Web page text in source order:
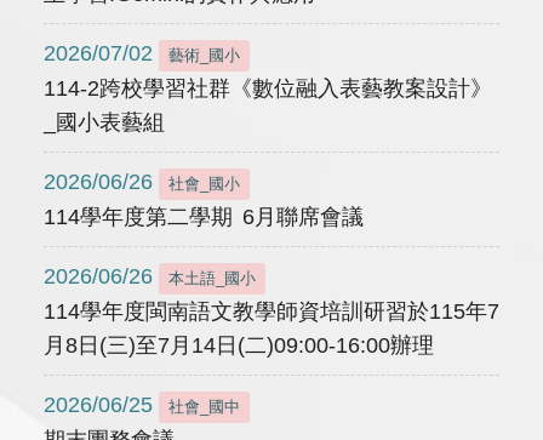
2026/07/02 藝術_國小
114-2跨校學習社群《數位融入表藝教案設計》
_國小表藝組
2026/06/26 社會_國小
114學年度第二學期 6月聯席會議
2026/06/26 本土語_國小
114學年度閩南語文教學師資培訓研習於115年7
月8日(三)至7月14日(二)09:00-16:00辦理
2026/06/25 社會_國中